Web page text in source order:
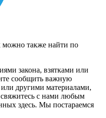
можно также найти по
закона, взятками или
сообщить важную
другими материалами,
с нами любым
здесь. Мы постараемся